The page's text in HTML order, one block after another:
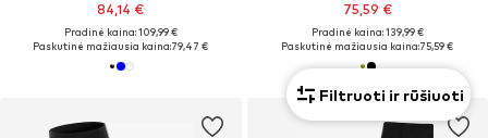
84,14 €
Pradinė kaina: 109,99 €
Paskutinė mažiausia kaina:79,47 €
75,59 €
Pradinė kaina: 139,99 €
Paskutinė mažiausia kaina:75,59 €
Filtruoti ir rūšiuoti